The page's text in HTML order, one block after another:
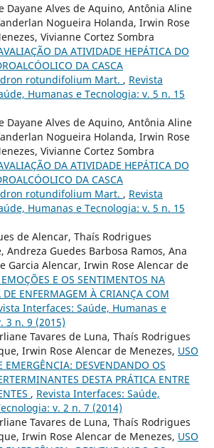
Dayane Alves de Aquino, Antônia Aline
Nogueira Holanda, Irwin Rose
Vivianne Cortez Sombra
DA ATIVIDADE HEPÁTICA DO
DA CASCA
rotundifolium Mart. , Revista
Humanas e Tecnologia: v. 5 n. 15
Dayane Alves de Aquino, Antônia Aline
Nogueira Holanda, Irwin Rose
Vivianne Cortez Sombra
DA ATIVIDADE HEPÁTICA DO
DA CASCA
rotundifolium Mart. , Revista
Humanas e Tecnologia: v. 5 n. 15
de Alencar, Thaís Rodrigues
Andreza Guedes Barbosa Ramos, Ana
Garcia Alencar, Irwin Rose Alencar de
E OS SENTIMENTOS NA
DE ENFERMAGEM À CRIANÇA COM
Interfaces: Saúde, Humanas e
3 n. 9 (2015)
Tavares de Luna, Thaís Rodrigues
Irwin Rose Alencar de Menezes, USO
EMERGÊNCIA: DESVENDANDO OS
DESTA PRÁTICA ENTRE
, Revista Interfaces: Saúde,
v. 2 n. 7 (2014)
Tavares de Luna, Thaís Rodrigues
Irwin Rose Alencar de Menezes, USO